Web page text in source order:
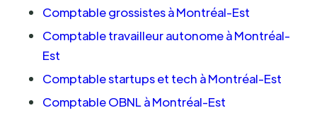
Comptable grossistes à Montréal-Est
Comptable travailleur autonome à Montréal-
Est
Comptable startups et tech à Montréal-Est
Comptable OBNL à Montréal-Est